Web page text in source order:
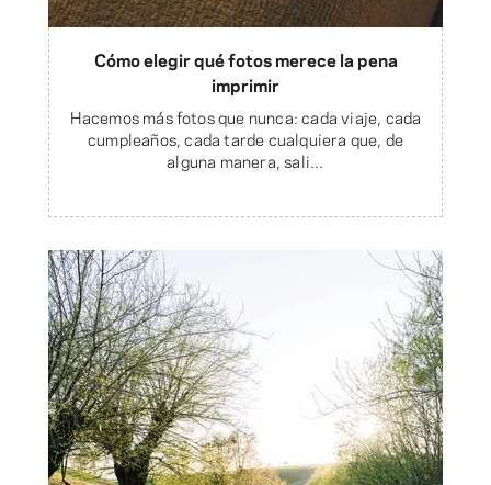
Cómo elegir qué fotos merece la pena
imprimir
Hacemos más fotos que nunca: cada viaje, cada
cumpleaños, cada tarde cualquiera que, de
alguna manera, sali...